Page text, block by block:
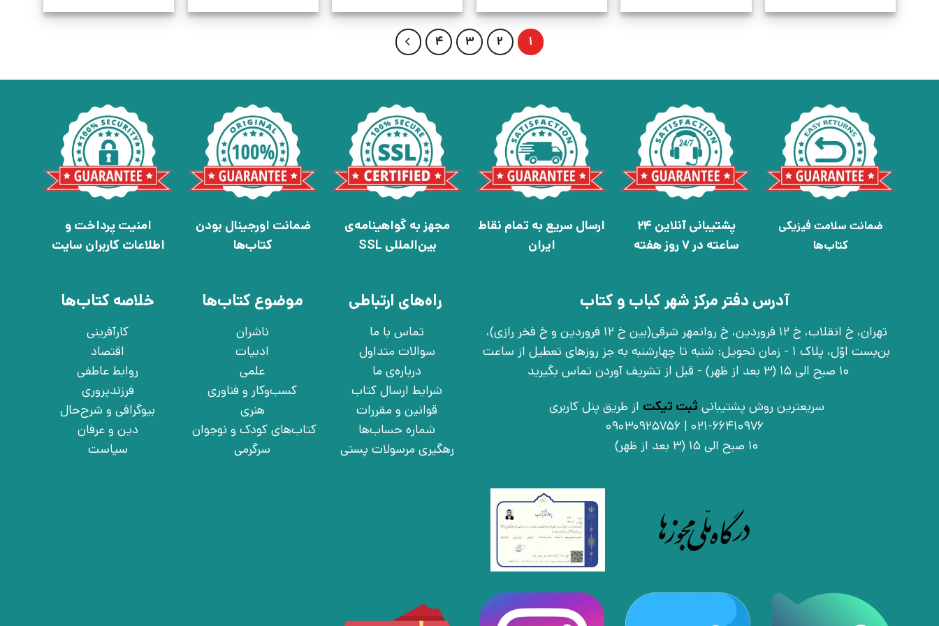
1
2
3
4
ضمانت سلامت فیزیکی
کتاب‌ها
پشتیبانی آنلاین 24
ساعته در 7 روز هفته
ارسال سریع به تمام نقاط
ایران
مجهز به گواهینامه‌ی
بین‌المللی SSL
ضمانت اورجینال بودن
کتاب‌ها
امنیت پرداخت و
اطلاعات کاربران سایت
آدرس دفتر مرکز شهر کباب و کتاب
تهران، خ انقلاب، خ 12 فروردین، خ روانمهر شرقی(بین خ 12 فروردین و خ فخر رازی)،
بن‌بست اوّل، پلاک 1 - زمان تحویل: شنبه تا چهارشنبه به جز روزهای تعطیل از ساعت
10 صبح الی 15 (3 بعد از ظهر) - قبل از تشریف آوردن تماس بگیرید
سریعترین روش پشتیبانی ثبت تیکت از طریق پنل کاربری
10 صبح الی 15 (3 بعد از ظهر)
راه‌های ارتباطی
تماس با ما
سوالات متداول
درباره‌ی ما
شرایط ارسال کتاب
قوانین و مقررات
شماره حساب‌ها
رهگیری مرسولات پستی
موضوع کتاب‌ها
ناشران
ادبیات
علمی
کسب‌وکار و فناوری
هنری
کتاب‌های کودک و نوجوان
سرگرمی
خلاصه کتاب‌ها
کارآفرینی
اقتصاد
روابط عاطفی
فرزندپروری
بیوگرافی و شرح‌حال
دین و عرفان
سیاست